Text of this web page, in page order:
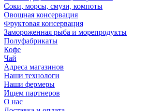
Соки, морсы, смузи, компоты
Овощная консервация
Фруктовая консервация
Замороженная рыба и морепродукты
Полуфабрикаты
Кофе
Чай
Адреса магазинов
Наши технологи
Наши фермеры
Ищем партнеров
О нас